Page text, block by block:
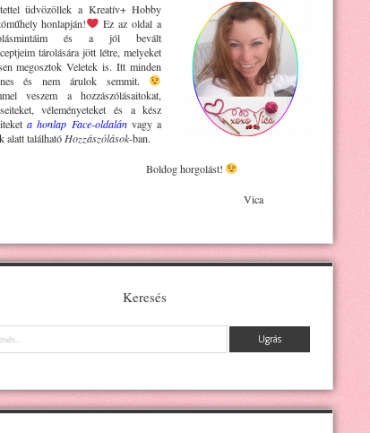
üdvözöllek a Kreatív+ Hobby
honlapján!
Ez az oldal a
és a jól bevált
tárolására jött létre, melyeket
megosztok Veletek is. Itt minden
és nem árulok semmit.
veszem a hozzászólásaitokat,
véleményeteket és a kész
a honlap Face-oldalánvagy a
alatt található Hozzászólások-ban.
horgolást!
Keresés